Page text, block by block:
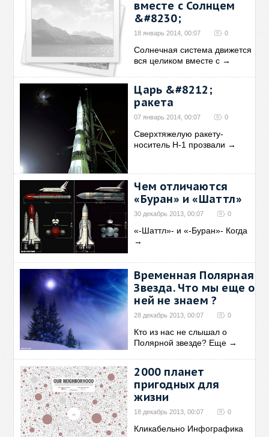
вместе с Солнцем
&#8230;
18 январь 2014, 00:07 0
Солнечная система движется
вся целиком вместе с →
Царь &#8212;
ракета
07 январь 2014, 00:07 0
Сверхтяжелую ракету-
носитель Н-1 прозвали →
Чем отличаются
«Буран» и «Шаттл»
30 декабрь 2013, 00:07 0
«-Шаттл»- и «-Буран»- Когда
→
Временная Полярная
Звезда. Что мы еще о
ней не знаем ?
28 декабрь 2013, 00:07 0
Кто из нас не слышал о
Полярной звезде? Еще →
2000 планет
пригодных для
жизни
18 декабрь 2013, 00:07 0
Кликабельно Инфографика